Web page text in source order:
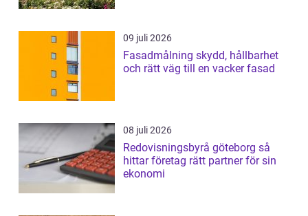
09 juli 2026
Fasadmålning skydd, hållbarhet
och rätt väg till en vacker fasad
08 juli 2026
Redovisningsbyrå göteborg så
hittar företag rätt partner för sin
ekonomi